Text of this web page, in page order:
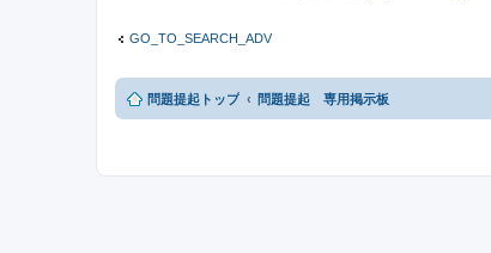
GO_TO_SEARCH_ADV
問題提起トップ 問題提起 専用掲示板